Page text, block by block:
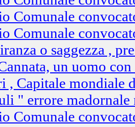
Comunale
Comunale
o saggezza ,
un uomo
, Capitale mondiale
" errore
Comunale